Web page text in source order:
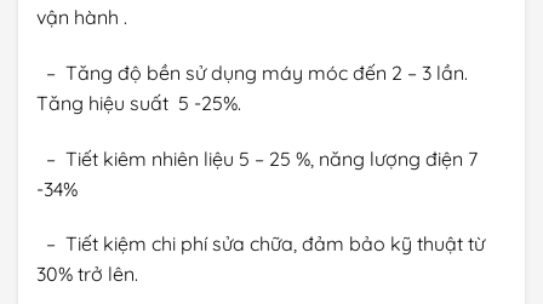
vận hành .
– Tăng độ bền sử dụng máy móc đến 2 – 3 lần.
Tăng hiệu suất 5 -25%.
– Tiết kiêm nhiên liệu 5 – 25 %, năng lượng điện 7
-34%
– Tiết kiệm chi phí sửa chữa, đảm bảo kỹ thuật từ
30% trở lên.